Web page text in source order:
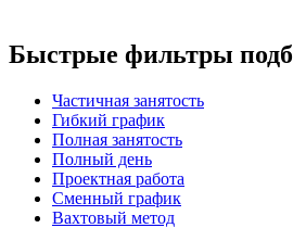
Быстрые фильтры
Частичная занятость
Гибкий график
Полная занятость
Полный день
Проектная работа
Сменный график
Вахтовый метод